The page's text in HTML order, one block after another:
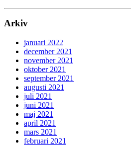
Arkiv
januari 2022
december 2021
november 2021
oktober 2021
september 2021
augusti 2021
juli 2021
juni 2021
maj 2021
april 2021
mars 2021
februari 2021